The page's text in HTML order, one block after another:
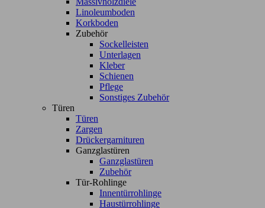
Linoleumboden
Korkboden
Zubehör
Sockelleisten
Unterlagen
Kleber
Schienen
Pflege
Sonstiges Zubehör
Türen
Türen
Zargen
Drückergarnituren
Ganzglastüren
Ganzglastüren
Zubehör
Tür-Rohlinge
Innentürrohlinge
Haustürrohlinge